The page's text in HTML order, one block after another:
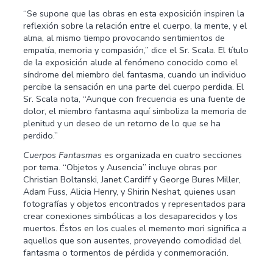
“Se supone que las obras en esta exposición inspiren la
reflexión sobre la relación entre el cuerpo, la mente, y el
alma, al mismo tiempo provocando sentimientos de
empatía, memoria y compasión,” dice el Sr. Scala. El título
de la exposición alude al fenómeno conocido como el
síndrome del miembro del fantasma, cuando un individuo
percibe la sensación en una parte del cuerpo perdida. El
Sr. Scala nota, “Aunque con frecuencia es una fuente de
dolor, el miembro fantasma aquí simboliza la memoria de
plenitud y un deseo de un retorno de lo que se ha
perdido.”
Cuerpos Fantasmas es organizada en cuatro secciones
por tema. “Objetos y Ausencia” incluye obras por
Christian Boltanski, Janet Cardiff y George Bures Miller,
Adam Fuss, Alicia Henry, y Shirin Neshat, quienes usan
fotografías y objetos encontrados y representados para
crear conexiones simbólicas a los desaparecidos y los
muertos. Éstos en los cuales el memento mori significa a
aquellos que son ausentes, proveyendo comodidad del
fantasma o tormentos de pérdida y conmemoración.